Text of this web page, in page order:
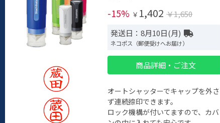
-15% ￥ 1,402 ￥1,650
発送日：8月10日(月)
ネコポス（郵便受けへお届け）
商品詳細・ご注文
オートシャッターでキャップを外さ
ず連続捺印できます。
ロック機構が付いてますので、カバ